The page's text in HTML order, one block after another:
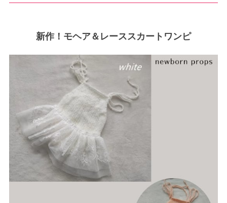
新作！モヘア＆レーススカートワンピ